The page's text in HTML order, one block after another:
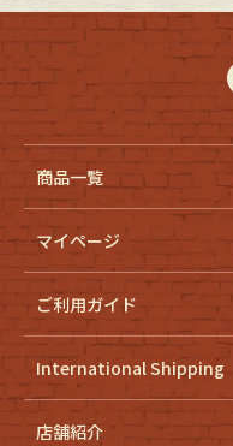
商品一覧
マイページ
ご利用ガイド
International Shipping
店舗紹介